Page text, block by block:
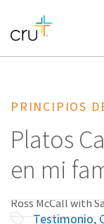
AFRICA
AMERICA /
OCEANIA
PRINCIPIOS
Platos
en mi
Ross McCall with
Testimonio,